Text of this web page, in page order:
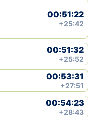
00:51:22
+25:42
00:51:32
+25:52
00:53:31
+27:51
00:54:23
+28:43